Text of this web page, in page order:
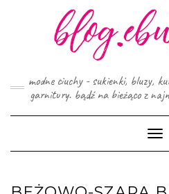
modne ciuchy - sukienki, bluzy,
garnitury. bądź na bieżąco z